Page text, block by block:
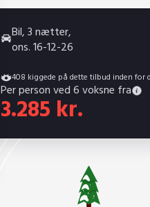
Bil, 3 nætter,
ons. 16-12-26
408 kiggede på dette tilbud inden for
Per person ved 6 voksne fra
3.285 kr.